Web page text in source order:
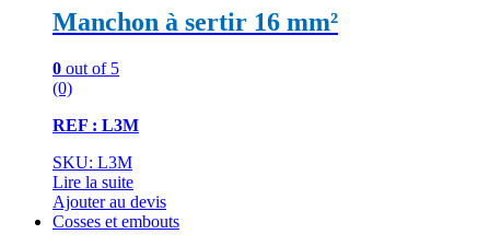
Manchon à sertir 16 mm²
0 out of 5
(0)
REF : L3M
SKU: L3M
Lire la suite
Ajouter au devis
Cosses et embouts